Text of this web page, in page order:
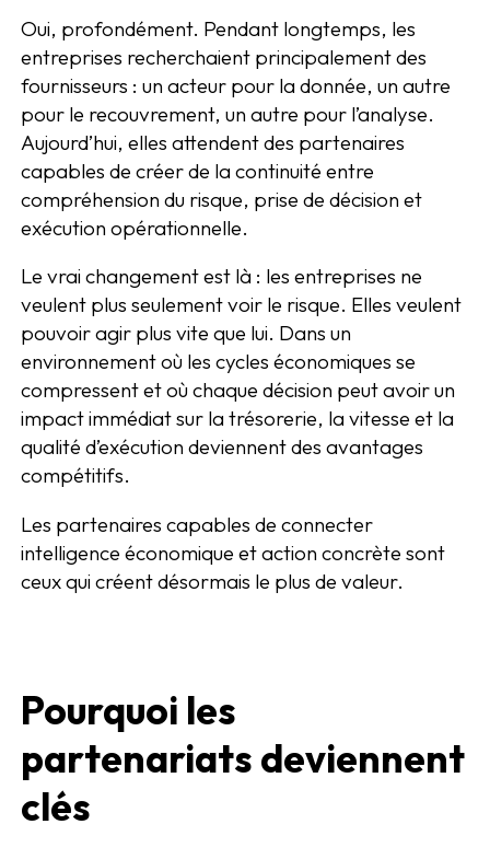
Oui, profondément. Pendant longtemps, les
entreprises recherchaient principalement des
fournisseurs : un acteur pour la donnée, un autre
pour le recouvrement, un autre pour l’analyse.
Aujourd’hui, elles attendent des partenaires
capables de créer de la continuité entre
compréhension du risque, prise de décision et
exécution opérationnelle.
Le vrai changement est là : les entreprises ne
veulent plus seulement voir le risque. Elles veulent
pouvoir agir plus vite que lui. Dans un
environnement où les cycles économiques se
compressent et où chaque décision peut avoir un
impact immédiat sur la trésorerie, la vitesse et la
qualité d’exécution deviennent des avantages
compétitifs.
Les partenaires capables de connecter
intelligence économique et action concrète sont
ceux qui créent désormais le plus de valeur.
Pourquoi les
partenariats deviennent
clés